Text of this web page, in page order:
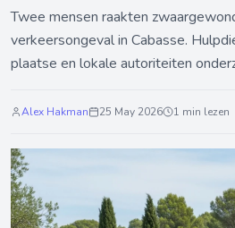
Twee mensen raakten
verkeersongeval in Cabasse.
plaatse en lokale autoriteiten
Alex Hakman 25 May 2026 1 min lezen